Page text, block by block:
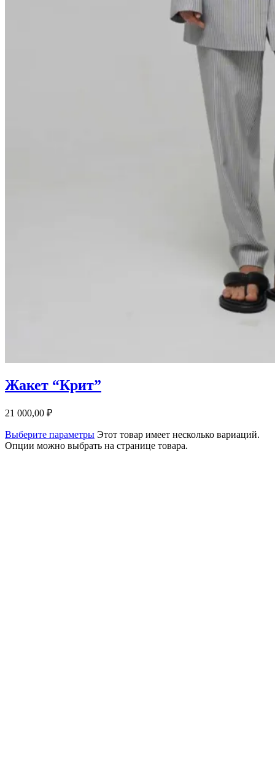
Жакет “Крит”
21 000,00 ₽
Выберите параметры Этот товар имеет несколько вариаций.
Опции можно выбрать на странице товара.